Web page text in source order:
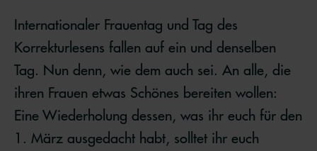
Internationaler Frauentag und Tag des
Korrekturlesens fallen auf ein und denselben
Tag. Nun denn, wie dem auch sei. An alle, die
ihren Frauen etwas Schönes bereiten wollen:
Eine Wiederholung dessen, was ihr euch für den
1. März ausgedacht habt, solltet ihr euch